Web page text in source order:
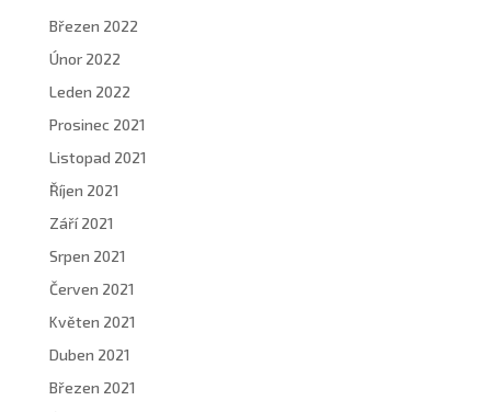
Březen 2022
Únor 2022
Leden 2022
Prosinec 2021
Listopad 2021
Říjen 2021
Září 2021
Srpen 2021
Červen 2021
Květen 2021
Duben 2021
Březen 2021